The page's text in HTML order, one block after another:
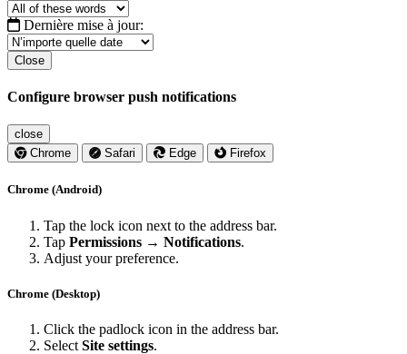
Dernière mise à jour:
Close
Configure browser push notifications
close
Chrome
Safari Edge Firefox
Chrome (Android)
Tap the lock icon next to the address bar.
Tap Permissions → Notifications.
Adjust your preference.
Chrome (Desktop)
Click the padlock icon in the address bar.
Select Site settings.